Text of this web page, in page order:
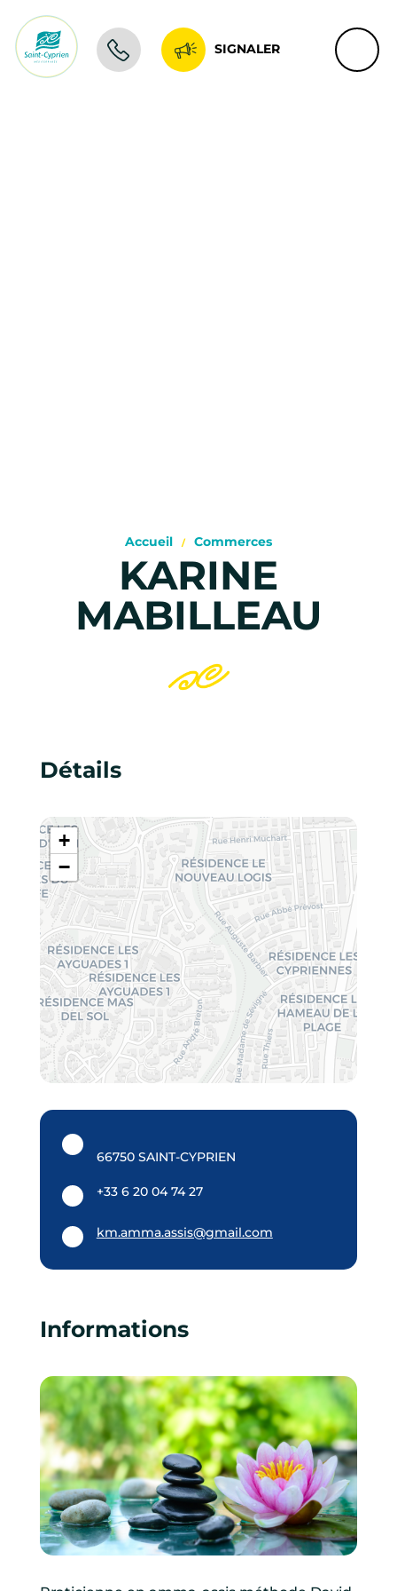
SIGNALER
Accueil Commerces
KARINE
MABILLEAU
Détails
+
−
66750 SAINT-CYPRIEN
+33 6 20 04 74 27
km.amma.assis@gmail.com
Informations